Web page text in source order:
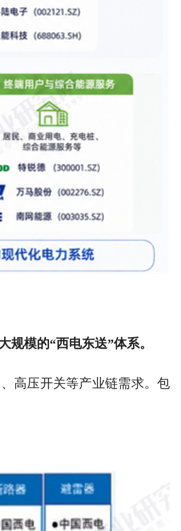
规模的“西电东送”体系。
高压开关等产业链需求。包